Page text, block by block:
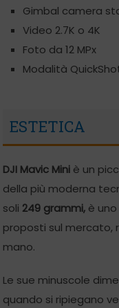
Gimbal camera
Video 2.7K o 4K
Foto da 12 MPx
Modalità
ESTETICA
DJI Mavic Mini è un
della più moderna
soli 249 grammi, è
proposti sul mercato,
mano.
Le sue minuscole
quando si ripiegano